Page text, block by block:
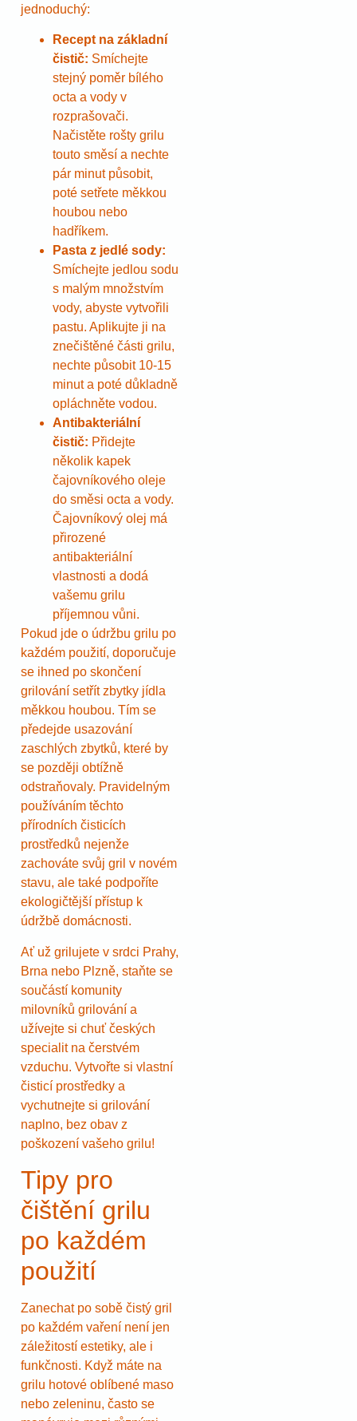
jednoduchý:
Recept na základní
čistič: Smíchejte
stejný poměr bílého
octa a vody v
rozprašovači.
Načistěte rošty grilu
touto směsí a nechte
pár minut působit,
poté setřete měkkou
houbou nebo
hadříkem.
Pasta z jedlé sody:
Smíchejte jedlou sodu
s malým množstvím
vody, abyste vytvořili
pastu. Aplikujte ji na
znečištěné části grilu,
nechte působit 10-15
minut a poté důkladně
opláchněte vodou.
Antibakteriální
čistič: Přidejte
několik kapek
čajovníkového oleje
do směsi octa a vody.
Čajovníkový olej má
přirozené
antibakteriální
vlastnosti a dodá
vašemu grilu
příjemnou vůni.
Pokud jde o údržbu grilu po
každém použití, doporučuje
se ihned po skončení
grilování setřít zbytky jídla
měkkou houbou. Tím se
předejde usazování
zaschlých zbytků, které by
se později obtížně
odstraňovaly. Pravidelným
používáním těchto
přírodních čisticích
prostředků nejenže
zachováte svůj gril v novém
stavu, ale také podpoříte
ekologičtější přístup k
údržbě domácnosti.
Ať už grilujete v srdci Prahy,
Brna nebo Plzně, staňte se
součástí komunity
milovníků grilování a
užívejte si chuť českých
specialit na čerstvém
vzduchu. Vytvořte si vlastní
čisticí prostředky a
vychutnejte si grilování
naplno, bez obav z
poškození vašeho grilu!
Tipy pro
čištění grilu
po každém
použití
Zanechat po sobě čistý gril
po každém vaření není jen
záležitostí estetiky, ale i
funkčnosti. Když máte na
grilu hotové oblíbené maso
nebo zeleninu, často se